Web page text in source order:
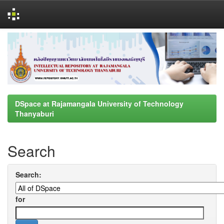
navigation
DSpace at Rajamangala University of Technology
Thanyaburi
Search
Search:
for